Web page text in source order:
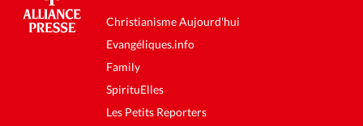
Christianisme Aujourd'hui
Evangéliques.info
Family
SpirituElles
Les Petits Reporters